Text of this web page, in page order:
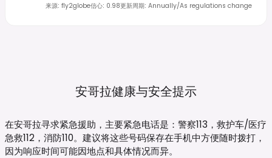
来源: fly2globe信心: 0.98更新周期: Annually/As regulations change
安哥拉健康与安全提示
在安哥拉寻求紧急援助，主要紧急电话是：警察113，救护车/医疗
急救112，消防110。建议将这些号码保存在手机中方便随时拨打，
因为响应时间可能因地点和具体情况而异。